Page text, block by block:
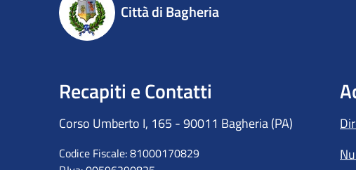
Città di Bagheria
Recapiti e Contatti
Corso Umberto I, 165 - 90011 Bagheria (PA)
Codice Fiscale: 81000170829